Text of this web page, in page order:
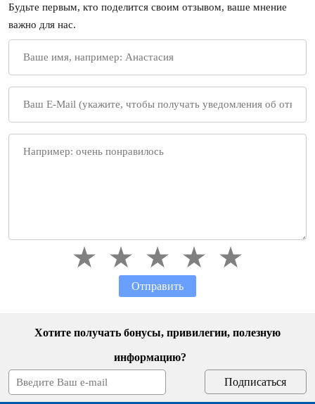
Будьте первым, кто поделится своим отзывом, ваше мнение
важно для нас.
Отправить
Хотите получать бонусы, привилегии, полезную
информацию?